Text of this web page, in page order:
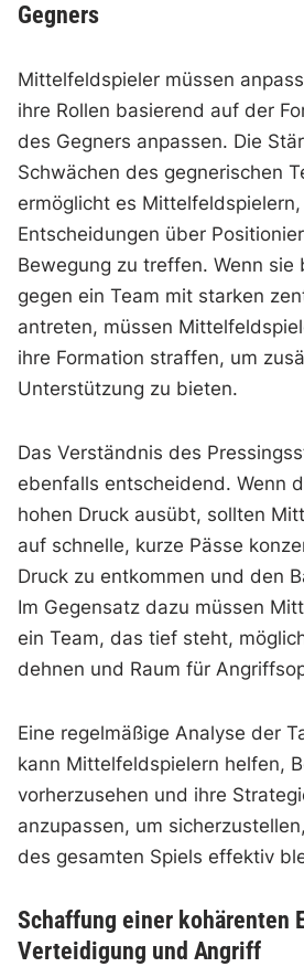
Gegners
Mittelfeldspieler müssen
ihre Rollen basierend auf der
des Gegners anpassen. Die
Schwächen des gegnerischen
ermöglicht es
Entscheidungen über
Bewegung zu treffen. Wenn sie
gegen ein Team mit starken
antreten, müssen
ihre Formation straffen, um
Unterstützung zu bieten.
Das Verständnis des
ebenfalls entscheidend. Wenn
hohen Druck ausübt, sollten
auf schnelle, kurze Pässe
Druck zu entkommen und den
Im Gegensatz dazu müssen
ein Team, das tief steht,
dehnen und Raum für
Eine regelmäßige Analyse der
kann Mittelfeldspielern helfen,
vorherzusehen und ihre
anzupassen, um
des gesamten Spiels effektiv
Schaffung einer kohärenten
Verteidigung und Angriff